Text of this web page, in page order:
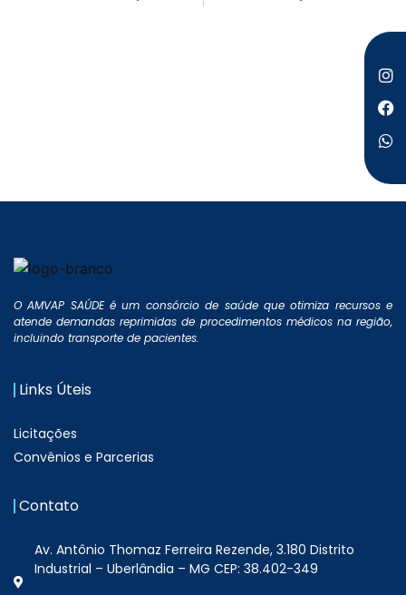
O AMVAP SAÚDE é um consórcio de saúde que otimiza recursos e
atende demandas reprimidas de procedimentos médicos na região,
incluindo transporte de pacientes.
Links Úteis
Licitações
Convênios e Parcerias
Contato
Av. Antônio Thomaz Ferreira Rezende, 3.180 Distrito
Industrial – Uberlândia – MG CEP: 38.402-349